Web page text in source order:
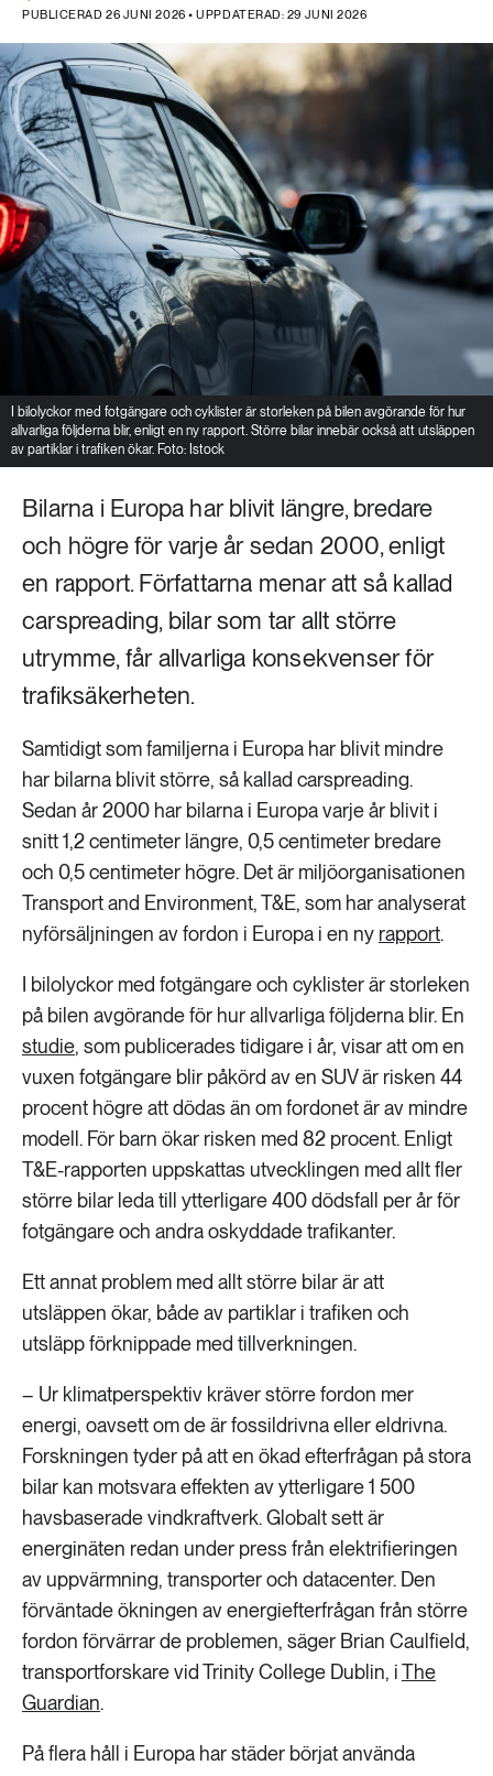
PUBLICERAD 26 JUNI 2026 • UPPDATERAD: 29 JUNI 2026
I bilolyckor med fotgängare och cyklister är storleken på bilen avgörande för hur
allvarliga följderna blir, enligt en ny rapport. Större bilar innebär också att utsläppen
av partiklar i trafiken ökar. Foto: Istock
Bilarna i Europa har blivit längre, bredare
och högre för varje år sedan 2000, enligt
en rapport. Författarna menar att så kallad
carspreading, bilar som tar allt större
utrymme, får allvarliga konsekvenser för
trafiksäkerheten.
Samtidigt som familjerna i Europa har blivit mindre
har bilarna blivit större, så kallad carspreading.
Sedan år 2000 har bilarna i Europa varje år blivit i
snitt 1,2 centimeter längre, 0,5 centimeter bredare
och 0,5 centimeter högre. Det är miljöorganisationen
Transport and Environment, T&E, som har analyserat
nyförsäljningen av fordon i Europa i en ny rapport.
I bilolyckor med fotgängare och cyklister är storleken
på bilen avgörande för hur allvarliga följderna blir. En
studie, som publicerades tidigare i år, visar att om en
vuxen fotgängare blir påkörd av en SUV är risken 44
procent högre att dödas än om fordonet är av mindre
modell. För barn ökar risken med 82 procent. Enligt
T&E-rapporten uppskattas utvecklingen med allt fler
större bilar leda till ytterligare 400 dödsfall per år för
fotgängare och andra oskyddade trafikanter.
Ett annat problem med allt större bilar är att
utsläppen ökar, både av partiklar i trafiken och
utsläpp förknippade med tillverkningen.
– Ur klimatperspektiv kräver större fordon mer
energi, oavsett om de är fossildrivna eller eldrivna.
Forskningen tyder på att en ökad efterfrågan på stora
bilar kan motsvara effekten av ytterligare 1 500
havsbaserade vindkraftverk. Globalt sett är
energinäten redan under press från elektrifieringen
av uppvärmning, transporter och datacenter. Den
förväntade ökningen av energiefterfrågan från större
fordon förvärrar de problemen, säger Brian Caulfield,
transportforskare vid Trinity College Dublin, iThe
Guardian.
På flera håll i Europa har städer börjat använda